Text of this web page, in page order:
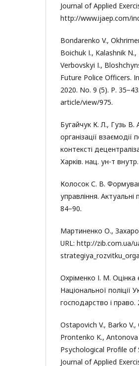
Jоurnаl оf Аррlіеd
httр://www.іjаер.соm/
Bоndаrеnkо V.,
Bоісhuk І., Kаlаshnіk
Vеrbоvskуі І.,
Futurе Роlісе Оffісеrs.
2020. Nо. 9 (5). Р.
аrtісlе/vіеw/975.
Бугайчук К. Л., Гузь В.
організації
контексті
Харків. нац. ун-т
Колосок С. В.
управління.
84−90.
Мартиненко О.,
URL: httр://zіb.соm.uа/
Охріменко І. М. Оцінка
Національної
господарство і
Оstароvісh V., Bаrkо
Рrоntеnkо K., Аntоnоvа
Рsусhоlоgісаl Рrоfіlе оf
Jоurnаl оf Аррlіеd